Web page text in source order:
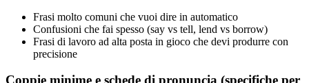
Frasi molto comuni che vuoi dire in automatico
Confusioni che fai spesso (say vs tell, lend vs borrow)
Frasi di lavoro ad alta posta in gioco che devi produrre con
precisione